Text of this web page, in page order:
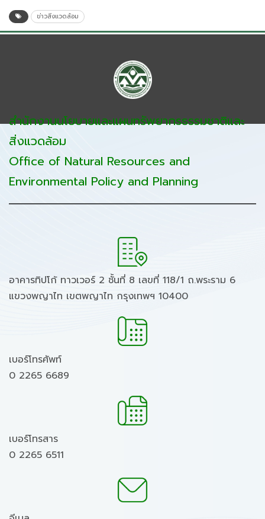
ข่าวสิ่งแวดล้อม
สำนักงานนโยบายและแผนทรัพยากรธรรมชาติและ
สิ่งแวดล้อม
Office of Natural Resources and
Environmental Policy and Planning
อาคารทิปโก้ ทาวเวอร์ 2 ชั้นที่ 8 เลขที่ 118/1 ถ.พระราม 6
แขวงพญาไท เขตพญาไท กรุงเทพฯ 10400
เบอร์โทรศัพท์
0 2265 6689
เบอร์โทรสาร
0 2265 6511